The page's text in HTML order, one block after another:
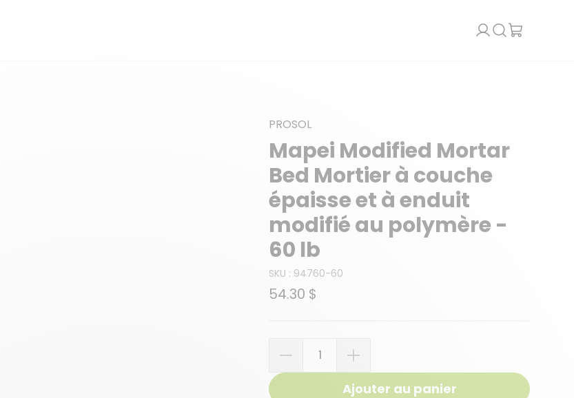
Recherche
PROSOL
Mapei Modified Mortar
Bed Mortier à couche
épaisse et à enduit
modifié au polymère -
60 lb
SKU : 94760-60
54.30 $
Ajouter au panier